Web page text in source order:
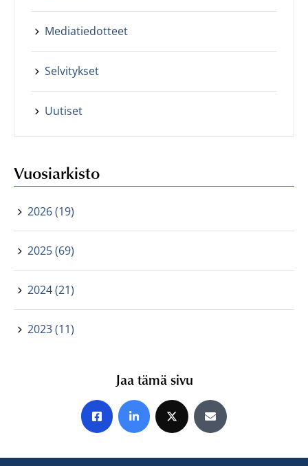
Mediatiedotteet
Selvitykset
Uutiset
Vuosiarkisto
2026 (19)
2025 (69)
2024 (21)
2023 (11)
Jaa tämä sivu
Jaa Facebookissa
Jaa LinkedInissä
Jaa X:ssäJaa sähköpostitse